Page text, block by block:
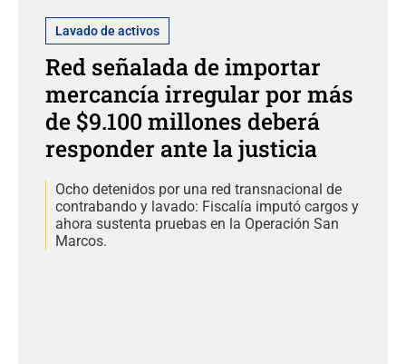
Lavado de activos
Red señalada de importar
mercancía irregular por más
de $9.100 millones deberá
responder ante la justicia
Ocho detenidos por una red transnacional de
contrabando y lavado: Fiscalía imputó cargos y
ahora sustenta pruebas en la Operación San
Marcos.